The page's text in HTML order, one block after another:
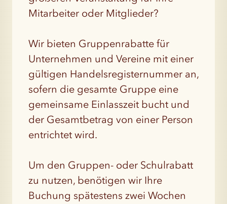
Mitarbeiter oder Mitglieder?
Wir bieten Gruppenrabatte für
Unternehmen und Vereine mit einer
gültigen Handelsregisternummer an,
sofern die gesamte Gruppe eine
gemeinsame Einlasszeit bucht und
der Gesamtbetrag von einer Person
entrichtet wird.
Um den Gruppen- oder Schulrabatt
zu nutzen, benötigen wir Ihre
Buchung spätestens zwei Wochen